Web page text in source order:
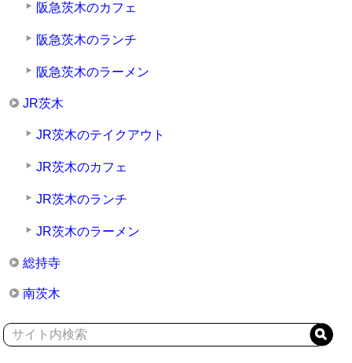
阪急茨木のカフェ
阪急茨木のランチ
阪急茨木のラーメン
JR茨木
JR茨木のテイクアウト
JR茨木のカフェ
JR茨木のランチ
JR茨木のラーメン
総持寺
南茨木